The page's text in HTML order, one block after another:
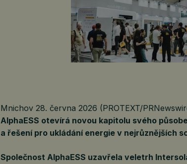
Mnichov 28. června 2026 (PROTEXT/
AlphaESS otevírá novou kapitolu svého
a řešení pro ukládání energie v nejrůznějších
Společnost AlphaESS uzavřela veletrh